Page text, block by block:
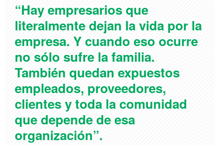
“Hay empresarios que
literalmente dejan la vida por la
empresa. Y cuando eso ocurre
no sólo sufre la familia.
También quedan expuestos
empleados, proveedores,
clientes y toda la comunidad
que depende de esa
organización”.